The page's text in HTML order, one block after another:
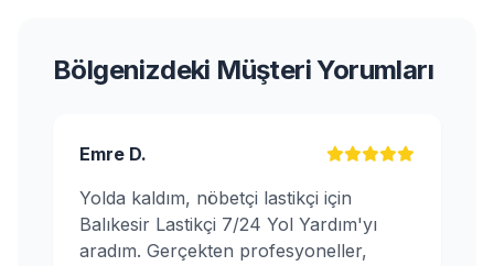
Bölgenizdeki Müşteri Yorumları
Emre D.
Yolda kaldım, nöbetçi lastikçi için
Balıkesir Lastikçi 7/24 Yol Yardım'yı
aradım. Gerçekten profesyoneller,